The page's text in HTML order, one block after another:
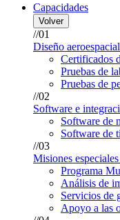
Capacidades
Volver
//01
Diseño
Certificados
Pruebas de
Pruebas de
//02
Software e
Software de
Software de
//03
Misiones
Programa
Análisis de
Servicios de
Apoyo a las